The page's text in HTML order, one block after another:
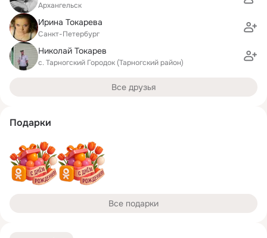
Архангельск
Ирина Токарева
Санкт-Петербург
Николай Токарев
с. Тарногский Городок (Тарногский район)
Все друзья
Подарки
Все подарки